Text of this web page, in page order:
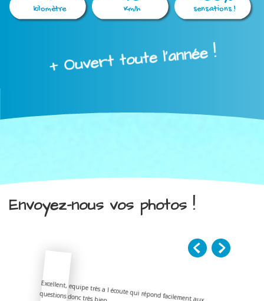
kilomètre Km/h sensations !
+ Ouvert toute l'année !
Envoyez-nous vos photos !
Excellent, equipe très a l écoute qui répond facilement aux
questions donc très bien